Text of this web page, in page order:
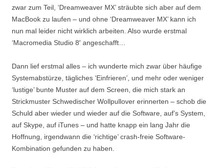
zwar zum Teil, ‘Dreamweaver MX’ sträubte sich aber auf dem
MacBook zu laufen – und ohne ‘Dreamweaver MX’ kann ich
nun mal leider nicht wirklich arbeiten. Also wurde erstmal
‘Macromedia Studio 8′ angeschafft…
Dann lief erstmal alles – ich wunderte mich zwar über häufige
Systemabstürze, tägliches ‘Einfrieren’, und mehr oder weniger
‘lustige’ bunte Muster auf dem Screen, die mich stark an
Strickmuster Schwedischer Wollpullover erinnerten – schob die
Schuld aber wieder und wieder auf die Software, auf’s System,
auf Skype, auf iTunes – und hatte knapp ein lang Jahr die
Hoffnung, irgendwann die ‘richtige’ crash-freie Software-
Kombination gefunden zu haben.